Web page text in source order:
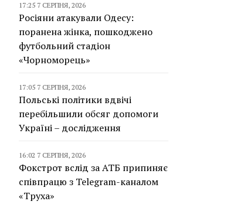
17:25 7 СЕРПНЯ, 2026
Росіяни атакували Одесу:
поранена жінка, пошкоджено
футбольний стадіон
«Чорноморець»
17:05 7 СЕРПНЯ, 2026
Польські політики вдвічі
перебільшили обсяг допомоги
Україні – дослідження
16:02 7 СЕРПНЯ, 2026
Фокстрот вслід за АТБ припиняє
співпрацю з Telegram-каналом
«Труха»